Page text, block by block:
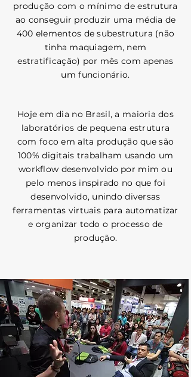
produção com o mínimo de estrutura
ao conseguir produzir uma média de
400 elementos de subestrutura (não
tinha maquiagem, nem
estratificação) por mês com apenas
um funcionário.
Hoje em dia no Brasil, a maioria dos
laboratórios de pequena estrutura
com foco em alta produção que são
100% digitais trabalham usando um
workflow desenvolvido por mim ou
pelo menos inspirado no que foi
desenvolvido, unindo diversas
ferramentas virtuais para automatizar
e organizar todo o processo de
produção.